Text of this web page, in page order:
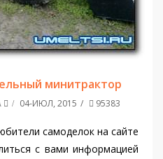
минитрактор
04-ИЮЛ, 2015 95383
самоделок на сайте
с вами информацией